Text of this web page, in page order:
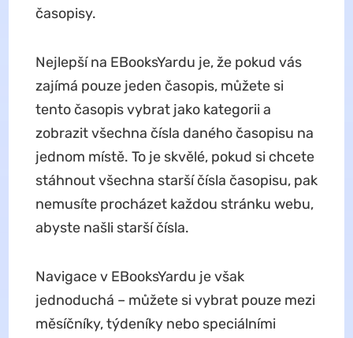
časopisy.
Nejlepší na EBooksYardu je, že pokud vás
zajímá pouze jeden časopis, můžete si
tento časopis vybrat jako kategorii a
zobrazit všechna čísla daného časopisu na
jednom místě. To je skvělé, pokud si chcete
stáhnout všechna starší čísla časopisu, pak
nemusíte procházet každou stránku webu,
abyste našli starší čísla.
Navigace v EBooksYardu je však
jednoduchá – můžete si vybrat pouze mezi
měsíčníky, týdeníky nebo speciálními